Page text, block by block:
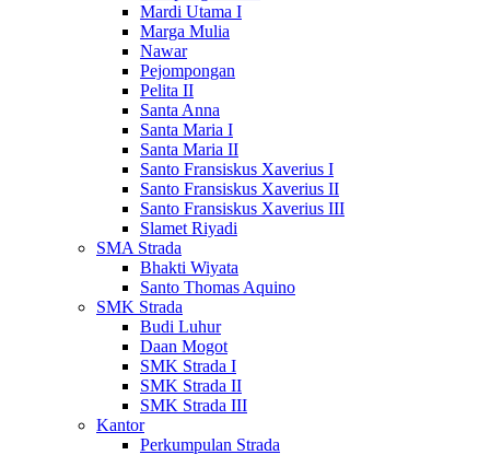
Mardi Utama I
Marga Mulia
Nawar
Pejompongan
Pelita II
Santa Anna
Santa Maria I
Santa Maria II
Santo Fransiskus Xaverius I
Santo Fransiskus Xaverius II
Santo Fransiskus Xaverius III
Slamet Riyadi
SMA Strada
Bhakti Wiyata
Santo Thomas Aquino
SMK Strada
Budi Luhur
Daan Mogot
SMK Strada I
SMK Strada II
SMK Strada III
Kantor
Perkumpulan Strada